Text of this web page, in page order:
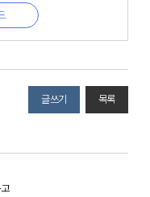
글쓰기 목록